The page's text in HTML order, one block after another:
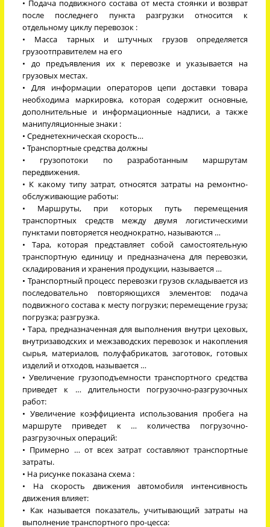
• Подача подвижного состава от места стоянки и возврат
после последнего пункта разгрузки относится к
отдельному циклу перевозок :
• Масса тарных и штучных грузов определяется
грузоотправителем на его
• до предъявления их к перевозке и указывается на
грузовых местах.
• Для информации операторов цепи доставки товара
необходима маркировка, которая содержит основные,
дополнительные и информационные надписи, а также
манипуляционные знаки :
• Среднетехническая скорость…
• Транспортные средства должны
• грузопотоки по разработанным маршрутам
передвижения.
• К какому типу затрат, относятся затраты на ремонтно-
обслуживающие работы:
• Маршруты, при которых путь перемещения
транспортных средств между двумя логистическими
пунктами повторяется неоднократно, называются …
• Тара, которая представляет собой самостоятельную
транспортную единицу и предназначена для перевозки,
складирования и хранения продукции, называется …
• Транспортный процесс перевозки грузов складывается из
последовательно повторяющихся элементов: подача
подвижного состава к месту погрузки; перемещение груза;
погрузка; разгрузка.
• Тара, предназначенная для выполнения внутри цеховых,
внутризаводских и межзаводских перевозок и накопления
сырья, материалов, полуфабрикатов, заготовок, готовых
изделий и отходов, называется …
• Увеличение грузоподъемности транспортного средства
приведет к … длительности погрузочно-разгрузочных
работ:
• Увеличение коэффициента использования пробега на
маршруте приведет к … количества погрузочно-
разгрузочных операций:
• Примерно … от всех затрат составляют транспортные
затраты.
• На рисунке показана схема :
• На скорость движения автомобиля интенсивность
движения влияет:
• Как называется показатель, учитывающий затраты на
выполнение транспортного про-цесса: